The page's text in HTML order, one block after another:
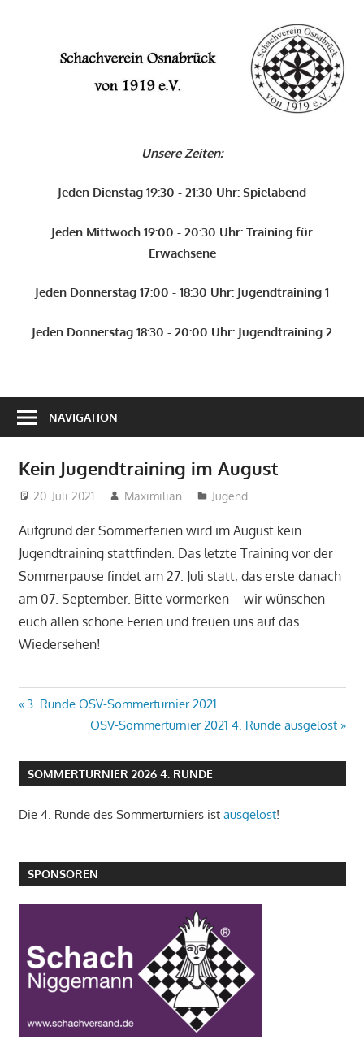
Unsere Zeiten:
Jeden Dienstag 19:30 - 21:30 Uhr: Spielabend
Jeden Mittwoch 19:00 - 20:30 Uhr: Training für
Erwachsene
Jeden Donnerstag 17:00 - 18:30 Uhr: Jugendtraining 1
Jeden Donnerstag 18:30 - 20:00 Uhr: Jugendtraining 2
NAVIGATION
Kein Jugendtraining im August
20. Juli 2021 Maximilian Jugend
Aufgrund der Sommerferien wird im August kein
Jugendtraining stattfinden. Das letzte Training vor der
Sommerpause findet am 27. Juli statt, das erste danach
am 07. September. Bitte vormerken – wir wünschen
euch allen schöne Ferien und freuen uns auf das
Wiedersehen!
Beitragsnavigation
Vorheriger
3. Runde OSV-Sommerturnier 2021
Nächster
Beitrag:
OSV-Sommerturnier 2021 4. Runde ausgelost
SOMMERTURNIER 2026 4. RUNDE
Die 4. Runde des Sommerturniers ist ausgelost!
SPONSOREN